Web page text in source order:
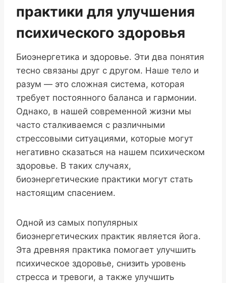
практики для улучшения
психического здоровья
Биоэнергетика и здоровье. Эти два понятия
тесно связаны друг с другом. Наше тело и
разум — это сложная система, которая
требует постоянного баланса и гармонии.
Однако, в нашей современной жизни мы
часто сталкиваемся с различными
стрессовыми ситуациями, которые могут
негативно сказаться на нашем психическом
здоровье. В таких случаях,
биоэнергетические практики могут стать
настоящим спасением.
Одной из самых популярных
биоэнергетических практик является йога.
Эта древняя практика помогает улучшить
психическое здоровье, снизить уровень
стресса и тревоги, а также улучшить